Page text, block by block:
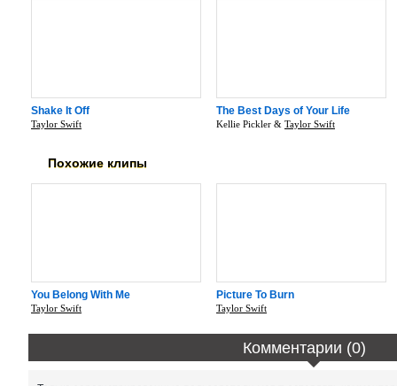
Shake It Off
Taylor Swift
The Best Days of Your Life
Kellie Pickler & Taylor Swift
Похожие клипы
You Belong With Me
Taylor Swift
Picture To Burn
Taylor Swift
Комментарии (0)